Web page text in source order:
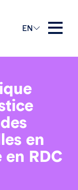
EN
en
RDC